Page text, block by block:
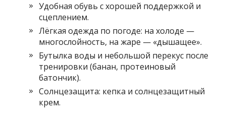
Удобная обувь с хорошей поддержкой и
сцеплением.
Лёгкая одежда по погоде: на холоде —
многослойность, на жаре — «дышащее».
Бутылка воды и небольшой перекус после
тренировки (банан, протеиновый
батончик).
Солнцезащита: кепка и солнцезащитный
крем.